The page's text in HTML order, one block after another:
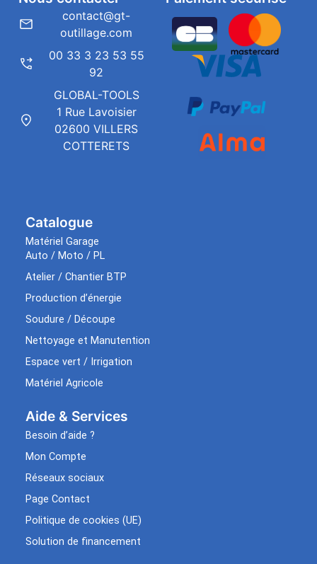
Catalogue
Matériel Garage
Auto / Moto / PL
Atelier / Chantier BTP
Production d’énergie
Soudure / Découpe
Nettoyage et Manutention
Espace vert / Irrigation
Matériel Agricole
Aide & Services​
Besoin d’aide ?
Mon Compte
Réseaux sociaux
Page Contact
Politique de cookies (UE)
Solution de financement
contact@gt-
outillage.com
00 33 3 23 53 55
92
GLOBAL-TOOLS
1 Rue Lavoisier
02600 VILLERS
COTTERETS